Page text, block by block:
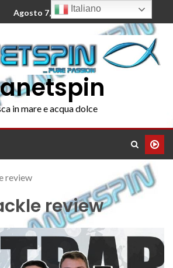
Agosto 7, 2026
in mare e acqua dolce
review
review
Italiano